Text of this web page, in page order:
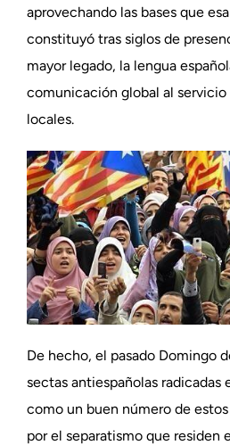
aprovechando las bases que
constituyó tras siglos de
mayor legado, la lengua
comunicación global al servicio
locales.
De hecho, el pasado Domingo
sectas antiespañolas radicadas
como un buen número de
por el separatismo que residen